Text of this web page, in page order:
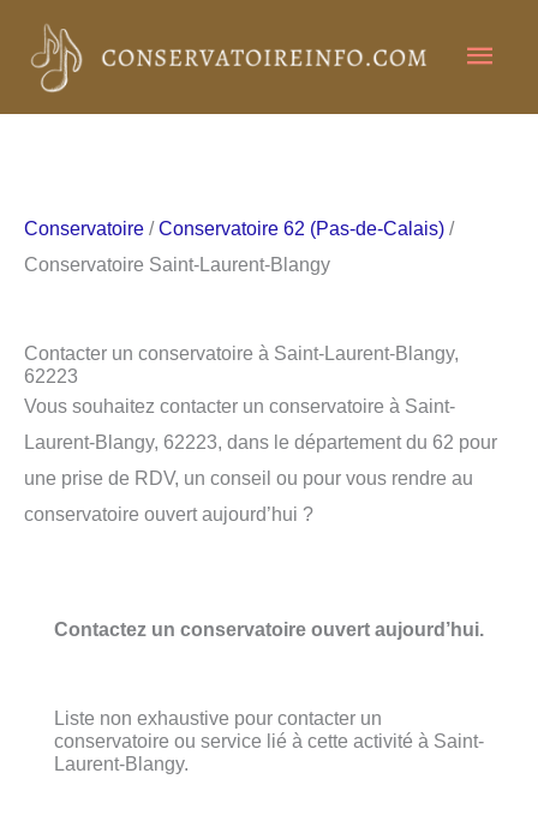
contenu
Conservatoire /Conservatoire 62 (Pas-de-Calais) /
Conservatoire Saint-Laurent-Blangy
Contacter un conservatoire à Saint-Laurent-Blangy,
62223
Vous souhaitez contacter un conservatoire à Saint-
Laurent-Blangy, 62223, dans le département du 62 pour
une prise de RDV, un conseil ou pour vous rendre au
conservatoire ouvert aujourd’hui ?
Contactez un conservatoire ouvert aujourd’hui.
Liste non exhaustive pour contacter un
conservatoire ou service lié à cette activité à Saint-
Laurent-Blangy.